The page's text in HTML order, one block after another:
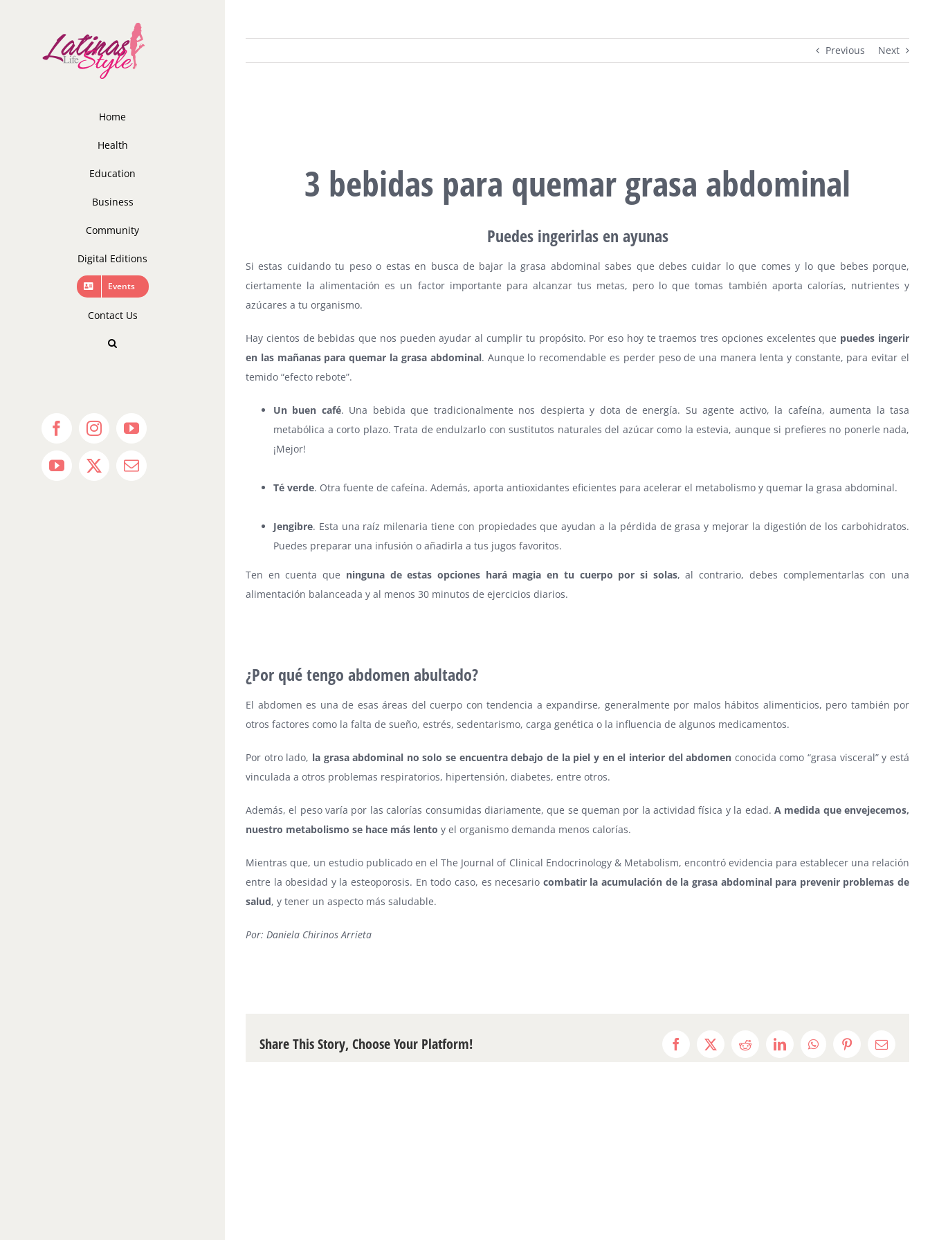
Home
Health
Education
Business
Community
Digital Editions
Events
Contact Us
FacebookInstagramYouTube
YouTube
X Email
Previous Next
3 bebidas para quemar grasa abdominal
Puedes ingerirlas en ayunas
Si estas cuidando tu peso o estas en busca de bajar la grasa abdominal sabes que debes cuidar lo que comes y lo que bebes porque,
ciertamente la alimentación es un factor importante para alcanzar tus metas, pero lo que tomas también aporta calorías, nutrientes y
azúcares a tu organismo.
Hay cientos de bebidas que nos pueden ayudar al cumplir tu propósito. Por eso hoy te traemos tres opciones excelentes que puedes ingerir
en las mañanas para quemar la grasa abdominal. Aunque lo recomendable es perder peso de una manera lenta y constante, para evitar el
temido “efecto rebote”.
Un buen café. Una bebida que tradicionalmente nos despierta y dota de energía. Su agente activo, la cafeína, aumenta la tasa
metabólica a corto plazo. Trata de endulzarlo con sustitutos naturales del azúcar como la estevia, aunque si prefieres no ponerle nada,
¡Mejor!
Té verde. Otra fuente de cafeína. Además, aporta antioxidantes eficientes para acelerar el metabolismo y quemar la grasa abdominal.
Jengibre. Esta una raíz milenaria tiene con propiedades que ayudan a la pérdida de grasa y mejorar la digestión de los carbohidratos.
Puedes preparar una infusión o añadirla a tus jugos favoritos.
Ten en cuenta que ninguna de estas opciones hará magia en tu cuerpo por si solas, al contrario, debes complementarlas con una
alimentación balanceada y al menos 30 minutos de ejercicios diarios.
¿Por qué tengo abdomen abultado?
El abdomen es una de esas áreas del cuerpo con tendencia a expandirse, generalmente por malos hábitos alimenticios, pero también por
otros factores como la falta de sueño, estrés, sedentarismo, carga genética o la influencia de algunos medicamentos.
Por otro lado, la grasa abdominal no solo se encuentra debajo de la piel y en el interior del abdomen conocida como “grasa visceral” y está
vinculada a otros problemas respiratorios, hipertensión, diabetes, entre otros.
Además, el peso varía por las calorías consumidas diariamente, que se queman por la actividad física y la edad. A medida que envejecemos,
nuestro metabolismo se hace más lento y el organismo demanda menos calorías.
Mientras que, un estudio publicado en el The Journal of Clinical Endocrinology & Metabolism, encontró evidencia para establecer una relación
entre la obesidad y la esteoporosis. En todo caso, es necesario combatir la acumulación de la grasa abdominal para prevenir problemas de
salud, y tener un aspecto más saludable.
Por: Daniela Chirinos Arrieta
Share This Story, Choose Your Platform! Facebook
X RedditLinkedInWhatsAppPinterestEmail